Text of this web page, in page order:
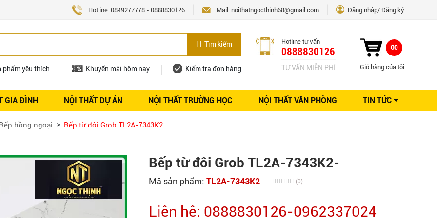
Hotline: 0849277778 - 0888830126 Mail: noithatngocthinh68@gmail.com Đăng nhập Đăng ký
Tìm kiếm
phẩm yêu thích Khuyến mãi hôm nay Kiểm tra đơn hàng
Hotline tư vấn
0888830126
TƯ VẤN MIỄN PHÍ
00
Giỏ hàng của tôi
GIA ĐÌNH NỘI THẤT DỰ ÁN NỘI THẤT TRƯỜNG HỌC NỘI THẤT VĂN PHÒNG TIN TỨC
thất
Giải pháp thiết kế
hồng ngoại Bếp từ đôi Grob TL2A-7343K2
Bếp từ đôi Grob TL2A-7343K2-
Mã sản phẩm:TL2A-7343K2 (0)
Liên hệ: 0888830126-0962337024